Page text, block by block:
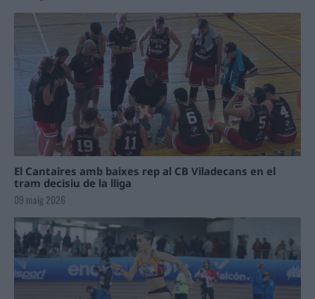
El Cantaires amb baixes rep al CB Viladecans en el
tram decisiu de la lliga
09 maig 2026